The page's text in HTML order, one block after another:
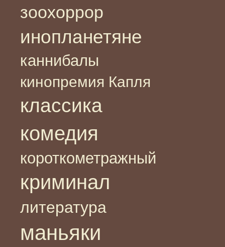
зоохоррор
инопланетяне
каннибалы
кинопремия Капля
классика
комедия
короткометражный
криминал
литература
маньяки